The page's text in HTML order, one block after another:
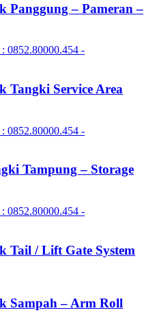
Panggung – Pameran –
Tangki Service Area
Tampung – Storage
Tail / Lift Gate System
Sampah – Arm Roll